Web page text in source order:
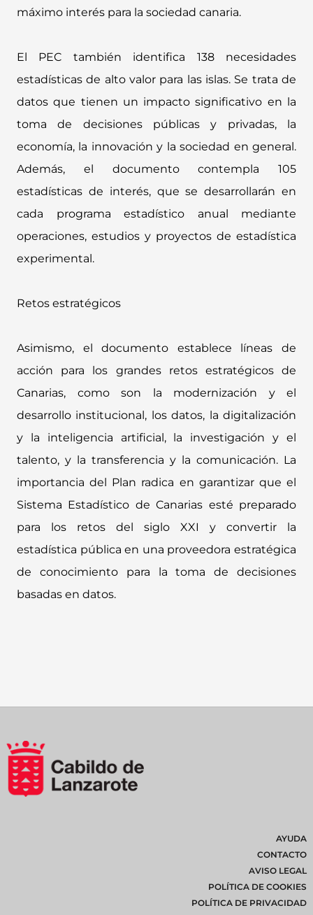
máximo interés para la sociedad canaria.
El PEC también identifica 138 necesidades
estadísticas de alto valor para las islas. Se trata de
datos que tienen un impacto significativo en la
toma de decisiones públicas y privadas, la
economía, la innovación y la sociedad en general.
Además, el documento contempla 105
estadísticas de interés, que se desarrollarán en
cada programa estadístico anual mediante
operaciones, estudios y proyectos de estadística
experimental.
Retos estratégicos
Asimismo, el documento establece líneas de
acción para los grandes retos estratégicos de
Canarias, como son la modernización y el
desarrollo institucional, los datos, la digitalización
y la inteligencia artificial, la investigación y el
talento, y la transferencia y la comunicación. La
importancia del Plan radica en garantizar que el
Sistema Estadístico de Canarias esté preparado
para los retos del siglo XXI y convertir la
estadística pública en una proveedora estratégica
de conocimiento para la toma de decisiones
basadas en datos.
AYUDA
CONTACTO
AVISO LEGAL
POLÍTICA DE COOKIES
POLÍTICA DE PRIVACIDAD